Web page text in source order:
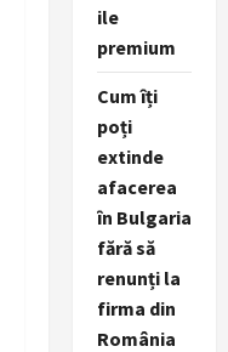
ile
premium
Cum îți
poți
extinde
afacerea
în Bulgaria
fără să
renunți la
firma din
România